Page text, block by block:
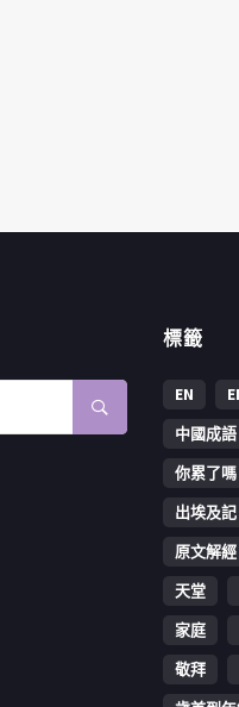
標籤
EN
中國成語
你累了嗎
出埃及記
原文解經
天堂
家庭
敬拜